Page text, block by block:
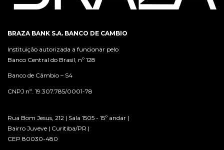
BRAZA BANK S.A. BANCO DE CAMBIO
Instituição autorizada a funcionar pelo
Banco Central do Brasil, nº 128
Banco de Câmbio – S4
CNPJ nº. 19.307.785/0001-78
Rua Bom Jesus, 212 | Sala 1505 - 15º andar |
Bairro Juveve | Curitiba/PR |
CEP 80030-480